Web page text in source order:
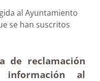
al Ayuntamiento
se han suscritos
de reclamación
al